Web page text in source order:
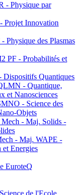
- Physique par
Projet Innovation
Physique des Plasmas
PF - Probabilités et
Quantiques
- Quantique,
et Nanosciences
- Science des
Objets
- Maj. Solids -
- Maj. WAPE -
Energies
EuroteQ
de l'Ecole